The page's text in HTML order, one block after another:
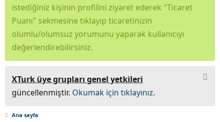
istediğiniz kişinin profilini ziyaret ederek "Ticaret
Puanı" sekmesine tıklayıp ticaretinizin
olumlu/olumsuz yorumunu yaparak kullanıcıyı
değerlendirebilirsiniz.
XTurk üye grupları genel yetkileri
güncellenmiştir. Okumak için tıklayınız.
Ana sayfa